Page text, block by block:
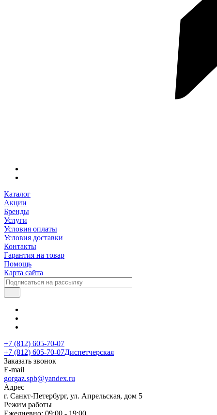
Каталог
Акции
Бренды
Услуги
Условия оплаты
Условия доставки
Контакты
Гарантия на товар
Помощь
Карта сайта
+7 (812) 605-70-07
+7 (812) 605-70-07Диспетчерская
Заказать звонок
E-mail
gorgaz.spb@yandex.ru
Адрес
г. Санкт-Петербург, ул. Апрельская, дом 5
Режим работы